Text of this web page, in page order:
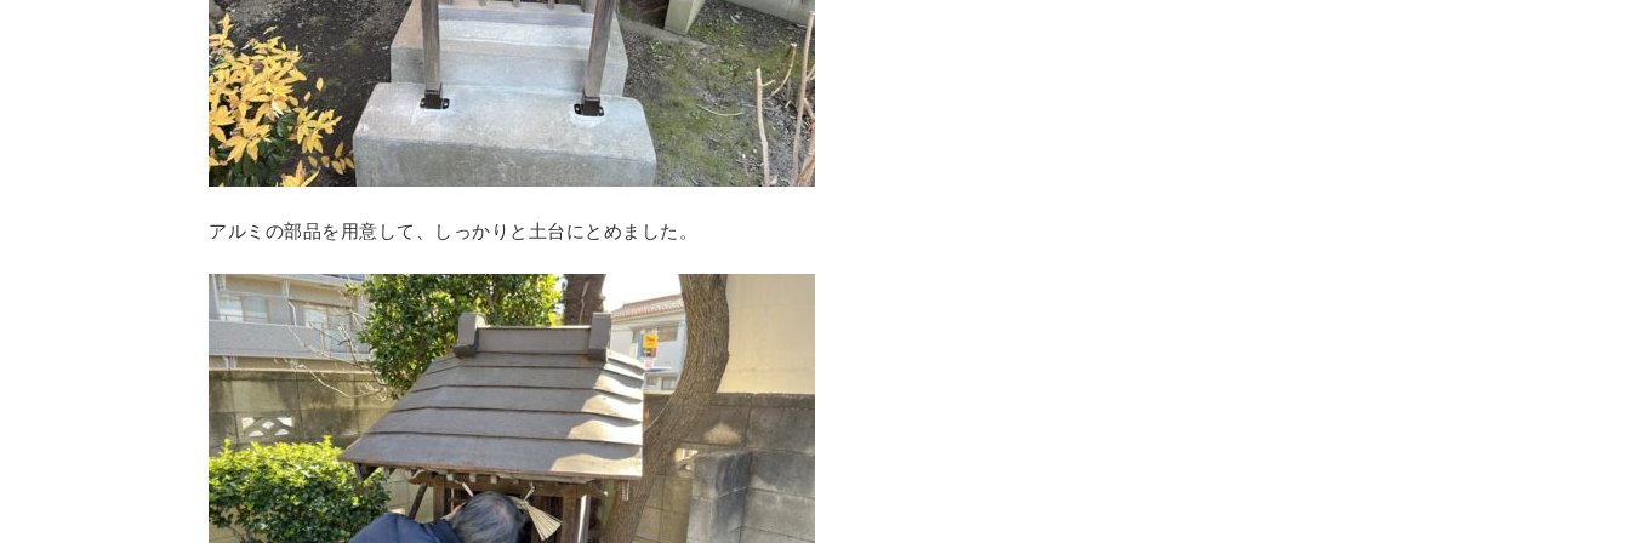
アルミの部品を用意して、しっかりと土台にとめました。